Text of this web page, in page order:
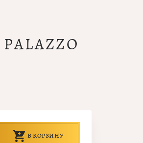
В КОРЗИНУ